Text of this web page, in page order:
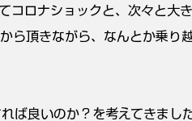
コロナショックと、次々と大
ら頂きながら、なんとか乗り
ば良いのか？を考えてきまし